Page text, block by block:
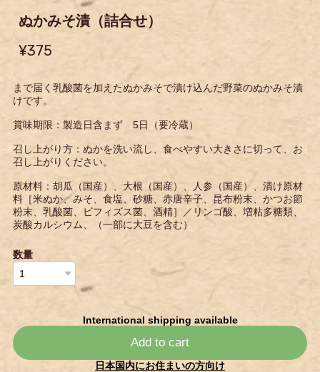
ぬかみそ漬（詰合せ）
¥375
まで届く乳酸菌を加えたぬかみそで漬け込んだ野菜のぬかみそ漬
けです。
賞味期限：製造日含まず 5日（要冷蔵）
召し上がり方：ぬかを洗い流し、食べやすい大きさに切って、お
召し上がりください。
原材料：胡瓜（国産）、大根（国産）、人参（国産）、漬け原材
料［米ぬか、みそ、食塩、砂糖、赤唐辛子、昆布粉末、かつお節
粉末、乳酸菌、ビフィズス菌、酒精］／リンゴ酸、増粘多糖類、
炭酸カルシウム、（一部に大豆を含む）
数量
International shipping available
Add to cart
日本国内にお住まいの方向け